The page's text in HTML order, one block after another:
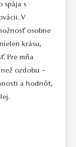
spája s
V
osobne
krásu,
Pre mňa
ozdobu –
a hodnôt,